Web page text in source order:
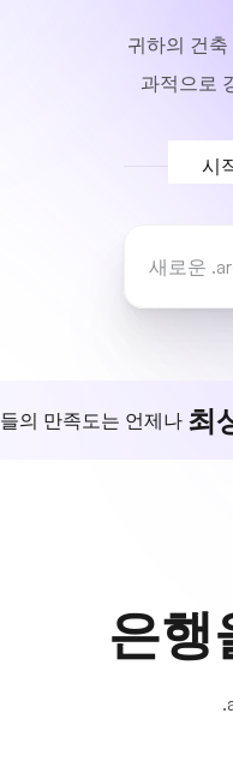
귀하의 건
과적으로
시
의 만족도는 언제나 최
은행